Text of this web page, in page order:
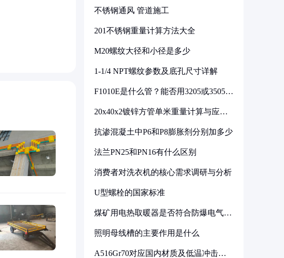
不锈钢通风 管道施工
201不锈钢重量计算方法大全
M20螺纹大径和小径是多少
1-1/4 NPT螺纹参数及底孔尺寸详解
F1010E是什么管？能否用3205或3505代
20x40x2镀锌方管单米重量计算与应用
抗渗混凝土中P6和P8膨胀剂分别加多少
法兰PN25和PN16有什么区别
消费者对洗衣机的核心需求调研与分析
U型螺栓的国家标准
煤矿用电热取暖器是否符合防爆电气设
照明母线槽的主要作用是什么
A516Gr70对应国内材质及低温冲击要